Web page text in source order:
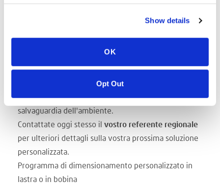
Show details
OK
Opt Out
la modifica di una produzione specifica.
SCELTA SOSTENIBILE
La scelta di un formato ottimale riduce gli scarti.
Ridurre gli scarti significa contribuire alla
salvaguardia dell'ambiente.
Contattate oggi stesso il vostro referente regionale
per ulteriori dettagli sulla vostra prossima soluzione
personalizzata.
Programma di dimensionamento personalizzato in
lastra o in bobina